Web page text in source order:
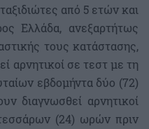
από 5 ετών και
Ελλάδα, ανεξαρτήτως
τους κατάστασης,
αρνητικοί σε τεστ με τη
εβδομήντα δύο (72)
διαγνωσθεί αρνητικοί
(24) ωρών πριν